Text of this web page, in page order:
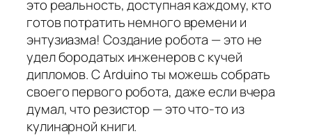
это реальность, доступная каждому, кто
готов потратить немного времени и
энтузиазма! Создание робота — это не
удел бородатых инженеров с кучей
дипломов. С Arduino ты можешь собрать
своего первого робота, даже если вчера
думал, что резистор — это что-то из
кулинарной книги.